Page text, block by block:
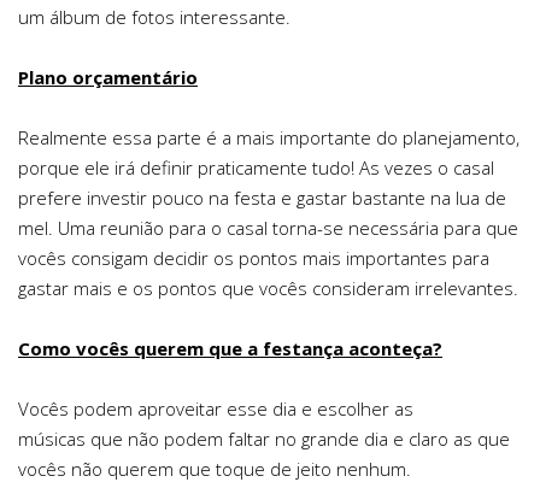
um álbum de fotos interessante.
Plano orçamentário
Realmente essa parte é a mais importante do planejamento,
porque ele irá definir praticamente tudo! As vezes o casal
prefere investir pouco na festa e gastar bastante na lua de
mel. Uma reunião para o casal torna-se necessária para que
vocês consigam decidir os pontos mais importantes para
gastar mais e os pontos que vocês consideram irrelevantes.
Como vocês querem que a festança aconteça?
Vocês podem aproveitar esse dia e escolher as
músicas que não podem faltar no grande dia e claro as que
vocês não querem que toque de jeito nenhum.